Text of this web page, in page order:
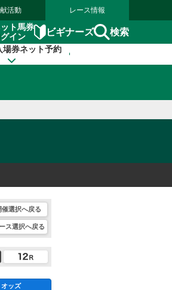
活動 レース情報
ト馬券
イン
ビギナーズ 検索
場券ネット予約
催選択へ戻る
ス選択へ戻る
オッズ